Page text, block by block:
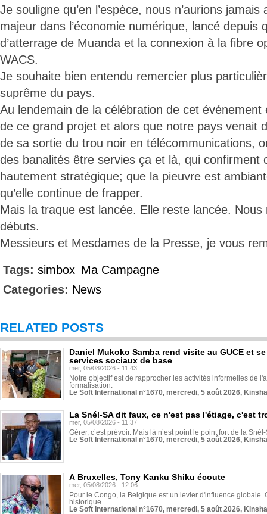
Je souligne qu’en l’espèce, nous n’aurions
majeur dans l’économie numérique, lancé depuis
d’atterrage de Muanda et la connexion à la fibre
WACS.
Je souhaite bien entendu remercier plus
suprême du pays.
Au lendemain de la célébration de cet
de ce grand projet et alors que notre pays venait
de sa sortie du trou noir en télécommunications,
des banalités être servies ça et là, qui confirment
hautement stratégique; que la pieuvre est
qu’elle continue de frapper.
Mais la traque est lancée. Elle reste lancée. Nous
débuts.
Messieurs et Mesdames de la Presse, je vous
Tags: simbox Ma Campagne
Categories: News
RELATED POSTS
Daniel Mukoko Samba rend visite au GUCE et
services sociaux de base
mer, 05/08/2026 - 11:43
Notre objectif est de rapprocher les activités informelles de
formalisation.
Le Soft International n°1670, mercredi, 5 août 2026,
La Snél-SA dit faux, ce n'est pas l'étiage, c'est
mer, 05/08/2026 - 11:37
Gérer, c’est prévoir. Mais là n’est point le point fort de la
Le Soft International n°1670, mercredi, 5 août 2026,
À Bruxelles, Tony Kanku Shiku écoute
mer, 05/08/2026 - 12:06
Pour le Congo, la Belgique est un levier d'influence globale.
historique...
Le Soft International n°1670, mercredi, 5 août 2026,